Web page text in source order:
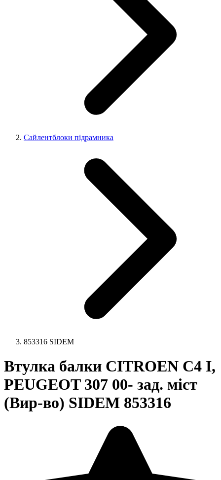
Сайлентблоки підрамника
853316 SIDEM
Втулка балки CITROEN C4 I,
PEUGEOT 307 00- зад. міст
(Вир-во) SIDEM 853316